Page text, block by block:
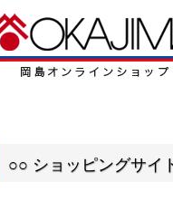
○○ ショッピングサイ